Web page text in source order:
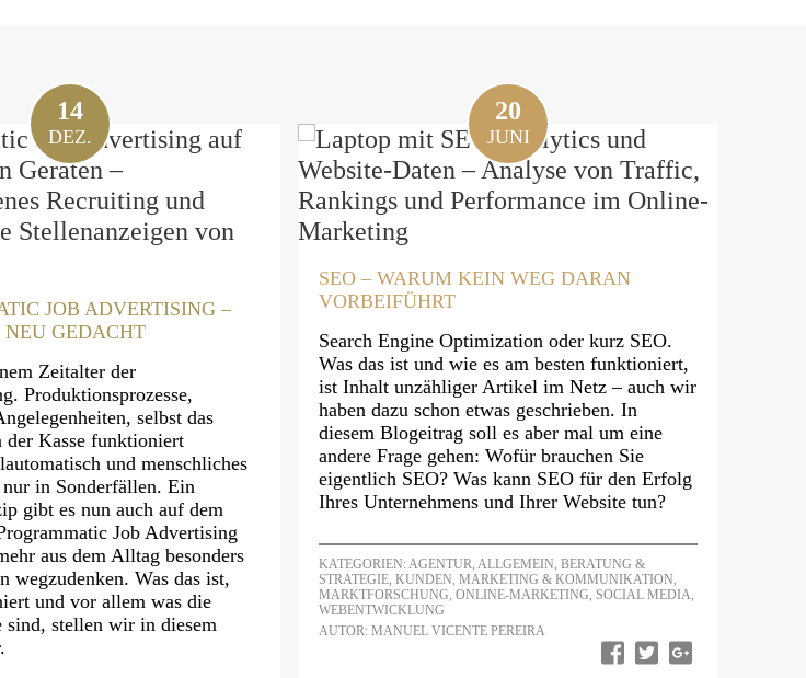
14
DEZ.
JOB ADVERTISING –
GEDACHT
Zeitalter der
Produktionsprozesse,
selbst das
der Kasse funktioniert
und menschliches
in Sonderfällen. Ein
gibt es nun auch auf dem
Job Advertising
aus dem Alltag besonders
wegzudenken. Was das ist,
und vor allem was die
sind, stellen wir in diesem
20
JUNI
SEO – WARUM KEIN WEG DARAN
VORBEIFÜHRT
Search Engine Optimization oder kurz SEO.
Was das ist und wie es am besten funktioniert,
ist Inhalt unzähliger Artikel im Netz – auch wir
haben dazu schon etwas geschrieben. In
diesem Blogeitrag soll es aber mal um eine
andere Frage gehen: Wofür brauchen Sie
eigentlich SEO? Was kann SEO für den Erfolg
Ihres Unternehmens und Ihrer Website tun?
KATEGORIEN:AGENTUR,ALLGEMEIN,BERATUNG &
STRATEGIE,KUNDEN,MARKETING & KOMMUNIKATION,
MARKTFORSCHUNG,ONLINE-MARKETING, SOCIAL MEDIA,
WEBENTWICKLUNG
AUTOR: MANUEL VICENTE PEREIRA